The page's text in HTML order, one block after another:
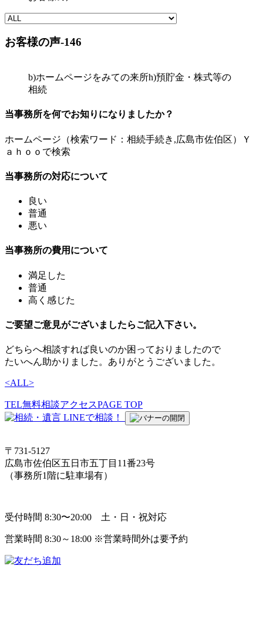
お客様の声-146
b)ホームページをみての来所h)預貯金・株式等の
相続
当事務所を何でお知りになりましたか？
ホームページ（検索ワード：相続手続き,広島市佐伯区）Ｙ
ａｈｏｏで検索
当事務所の対応について
良い
普通
悪い
当事務所の費用について
満足した
普通
高く感じた
ご要望ご意見がございましたらご記入下さい。
どちらへ相談すれば良いのか困っておりましたので
たいへん助かりました。ありがとうございました。
<ALL>
TEL無料相談アクセスPAGE TOP
〒731-5127
広島市佐伯区五日市五丁目11番23号
（事務所1階に駐車場有）
受付時間 8:30〜20:00 土・日・祝対応
営業時間 8:30～18:00 ※営業時間外は要予約